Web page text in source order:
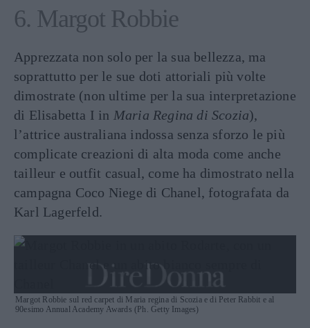
6. Margot Robbie
Apprezzata non solo per la sua bellezza, ma
soprattutto per le sue doti attoriali più volte
dimostrate (non ultime per la sua interpretazione
di Elisabetta I in Maria Regina di Scozia),
l’attrice australiana indossa senza sforzo le più
complicate creazioni di alta moda come anche
tailleur e outfit casual, come ha dimostrato nella
campagna Coco Niege di Chanel, fotografata da
Karl Lagerfeld.
Margot Robbie sul red carpet di Maria regina di Scozia e di Peter Rabbit e al
90esimo Annual Academy Awards (Ph. Getty Images)